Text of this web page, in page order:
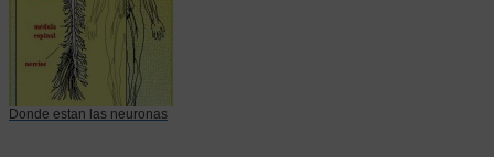
Donde estan las neuronas